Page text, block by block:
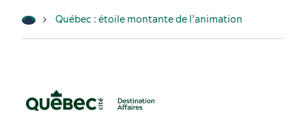
Québec : étoile montante de l’animation